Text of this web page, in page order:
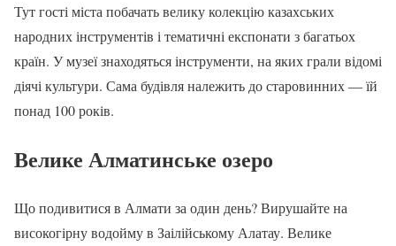
Тут гості міста побачать велику колекцію казахських
народних інструментів і тематичні експонати з багатьох
країн. У музеї знаходяться інструменти, на яких грали відомі
діячі культури. Сама будівля належить до старовинних — їй
понад 100 років.
Велике Алматинське озеро
Що подивитися в Алмати за один день? Вирушайте на
високогірну водойму в Заілійському Алатау. Велике